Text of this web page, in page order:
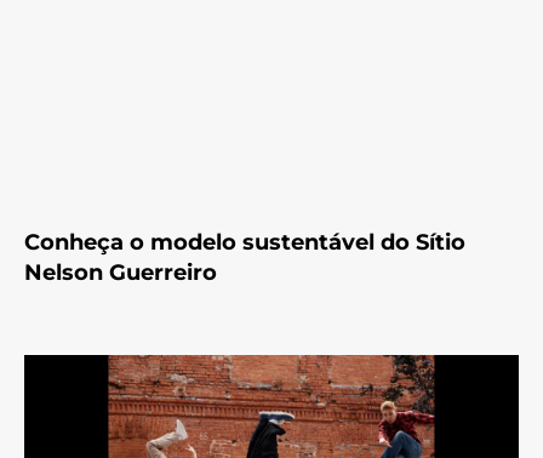
Conheça o modelo sustentável do Sítio
Nelson Guerreiro